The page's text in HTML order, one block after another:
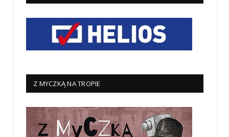
Z MYCZKĄ NA TROPIE